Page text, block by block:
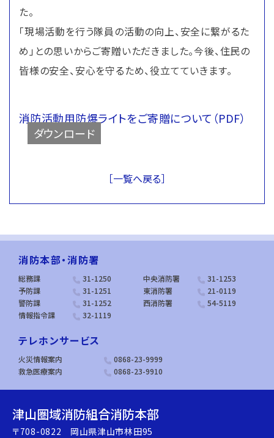
た。
「現場活動を行う隊員の活動の向上、安全に繋がるた
め」との思いからご寄贈いただきました。今後、住民の
皆様の安全、安心を守るため、役立てていきます。
消防活動用防爆ライトをご寄贈について（PDF）
ダウンロード
［一覧へ戻る］
消防本部・消防署
総務課 31-1250 中央消防署
31-1253
予防課
31-1251 東消防署
21-0119
警防課
31-1252 西消防署
54-5119
情報指令課
32-1119
テレホンサービス
火災情報案内
0868-23-9999
救急医療案内
0868-23-9910
津山圏域消防組合消防本部
〒708-0822 岡山県津山市林田95